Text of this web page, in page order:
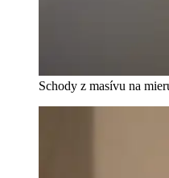
Schody z masívu na